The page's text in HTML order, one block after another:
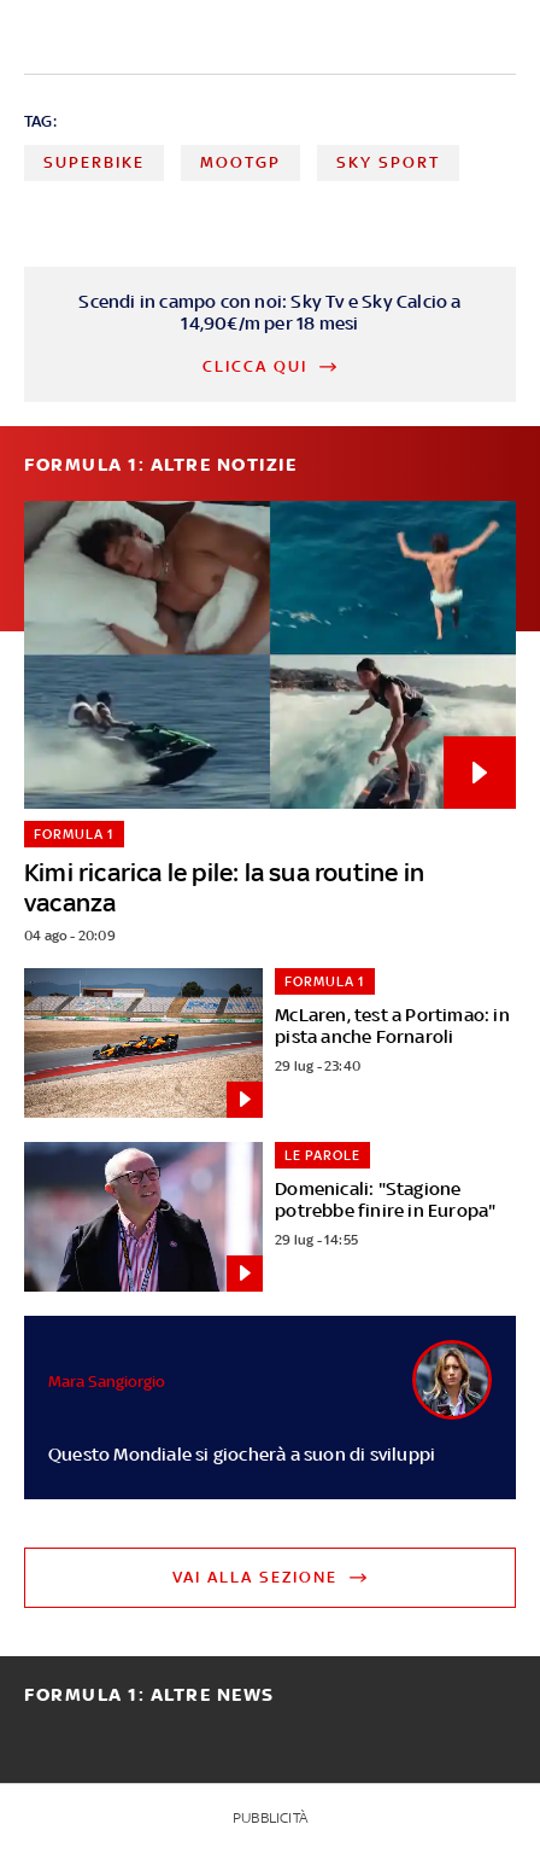
TAG:
SUPERBIKE MOOTGP SKY SPORT
Scendi in campo con noi: Sky Tv e Sky Calcio a
14,90€/m per 18 mesi
CLICCA QUI
FORMULA 1: ALTRE NOTIZIE
Kimi ricarica le pile: la sua routine in
vacanza
FORMULA 1
04 ago - 20:09
McLaren, test a Portimao: in
pista anche Fornaroli
FORMULA 1
29 lug - 23:40
Domenicali: "Stagione
potrebbe finire in Europa"
LE PAROLE
29 lug - 14:55
Questo Mondiale si giocherà a suon di sviluppi
Mara Sangiorgio
VAI ALLA SEZIONE
FORMULA 1: ALTRE NEWS
PUBBLICITÀ